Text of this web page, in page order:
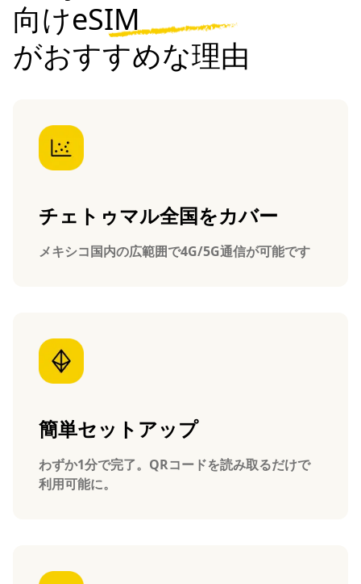
向けeSIM
がおすすめな理由
チェトゥマル全国をカバー
メキシコ国内の広範囲で4G/5G通信が可能です
簡単セットアップ
わずか1分で完了。QRコードを読み取るだけで
利用可能に。